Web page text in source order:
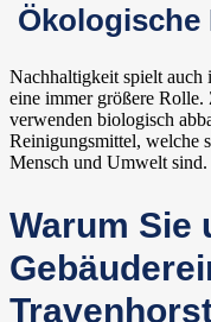
Ökologische
Nachhaltigkeit spielt auch
eine immer größere
verwenden biologisch
Reinigungsmittel, welche
Mensch und Umwelt sind.
Warum Sie